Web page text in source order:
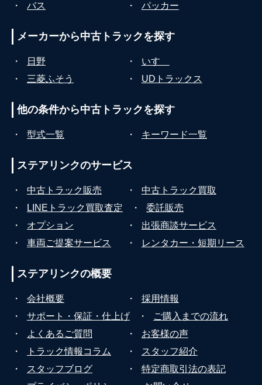
・
バス ・ パッカー
メーカーから中古トラックを探す
・ 日野 ・
いすゞ
・
三菱ふそう ・ UDトラックス
他の条件から中古トラックを探す
・ 型式一覧 ・ キーワード一覧
ステアリンクのサービス
・ 中古トラック販売 ・
中古トラック買取
・
LINEトラック買取査定 ・
委託販売
・
オプション ・
出張商談サービス
・
車両ご提案サービス ・ レンタカー・短期リース
ステアリンクの概要
・ 会社概要 ・
採用情報
・
サポート・保証・仕上げ ・
ご購入までの流れ
・
よくあるご質問 ・
お客様の声
・
トラック情報コラム ・
スタッフ紹介
・
スタッフブログ ・
特定商取引法の表記